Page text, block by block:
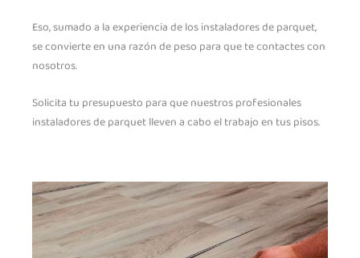
Eso, sumado a la experiencia de los instaladores de parquet,
se convierte en una razón de peso para que te contactes con
nosotros.
Solicita tu presupuesto para que nuestros profesionales
instaladores de parquet lleven a cabo el trabajo en tus pisos.